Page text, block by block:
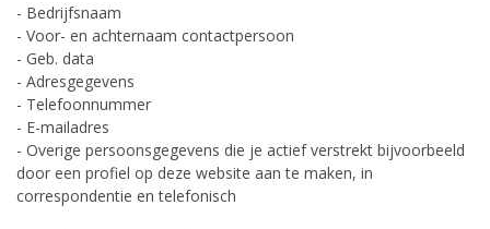
- Bedrijfsnaam
- Voor- en achternaam contactpersoon
- Geb. data
- Adresgegevens
- Telefoonnummer
- E-mailadres
- Overige persoonsgegevens die je actief verstrekt bijvoorbeeld
door een profiel op deze website aan te maken, in
correspondentie en telefonisch